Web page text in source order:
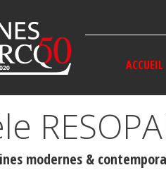
ACCUEIL
modernes &